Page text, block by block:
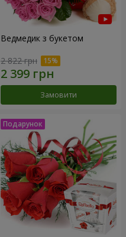
Ведмедик з букетом
2 822 грн
Замовити